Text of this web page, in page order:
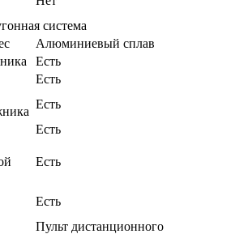
система
Алюминиевый сплав
Есть
Есть
Есть
Есть
Есть
Есть
Пульт дистанционного